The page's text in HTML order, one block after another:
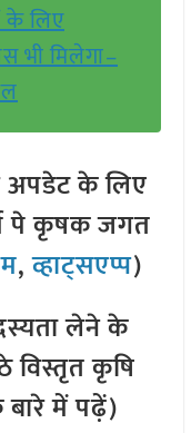
के लिए
भी मिलेगा–
अपडेट के लिए
पे कृषक जगत
,व्हाट्सएप्प)
लेने के
विस्तृत कृषि
में पढ़ें)